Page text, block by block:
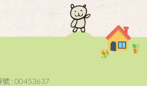
號 : 00453637